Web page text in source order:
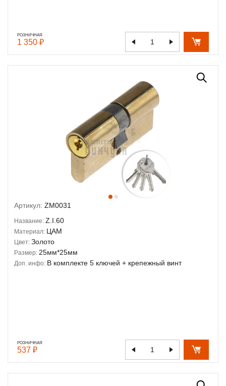
РОЗНИЧНАЯ
1 350 ₽
Артикул: ZM0031
Название: Z.I.60
Материал: ЦАМ
Цвет: Золото
Размер: 25мм*25мм
Доп. инфо: В комплекте 5 ключей + крепежный винт
РОЗНИЧНАЯ
537 ₽